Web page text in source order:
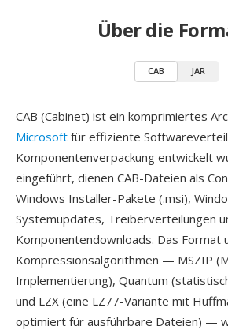
Über die
CAB JAR
CAB (Cabinet) ist ein komprimiertes
Microsoft für effiziente
Komponentenverpackung entwickelt
eingeführt, dienen CAB-Dateien als
Windows Installer-Pakete (.msi),
Systemupdates, Treiberverteilungen
Komponentendownloads. Das
Kompressionsalgorithmen — MSZIP
Implementierung), Quantum
und LZX (eine LZ77-Variante mit
optimiert für ausführbare Dateien) —